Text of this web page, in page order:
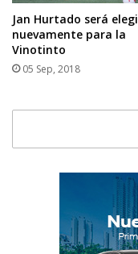
Jan Hurtado será
nuevamente para la
Vinotinto
05 Sep, 2018